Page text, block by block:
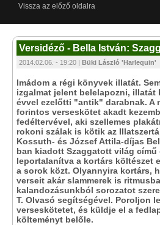
Vissza az előző oldalra
Versidéző - Bella István:
2014.02.06. - 19:20 | Büki László 'Harlequin'
Imádom a régi könyvek illatát.
izgalmat jelent belelapozni, illatát
évvel ezelőtti "antik" darabnak. A
forintos verseskötet akadt
fedéltervével, aki szellemes
rokoni szálak is kötik az
Kossuth- és József Attila-díjas
ban kiadott Szaggatott világ
leportalanítva a kortárs költészet
a sorok közt. Olyannyira kortárs,
verseit akár slammerek is
kalandozásunkból sorozatot
T. Olvasó segítségével. Poroljon
verseskötetet, és küldje el a
költeményt belőle.